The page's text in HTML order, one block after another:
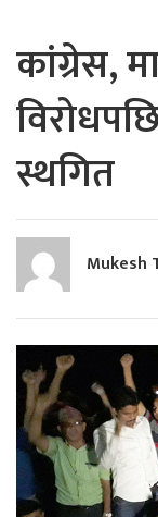
कांग्रेस,
स्थगित
Mukesh